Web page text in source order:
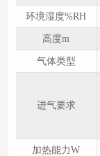
环境湿度%RH
高度m
气体类型
进气要求
加热能力W